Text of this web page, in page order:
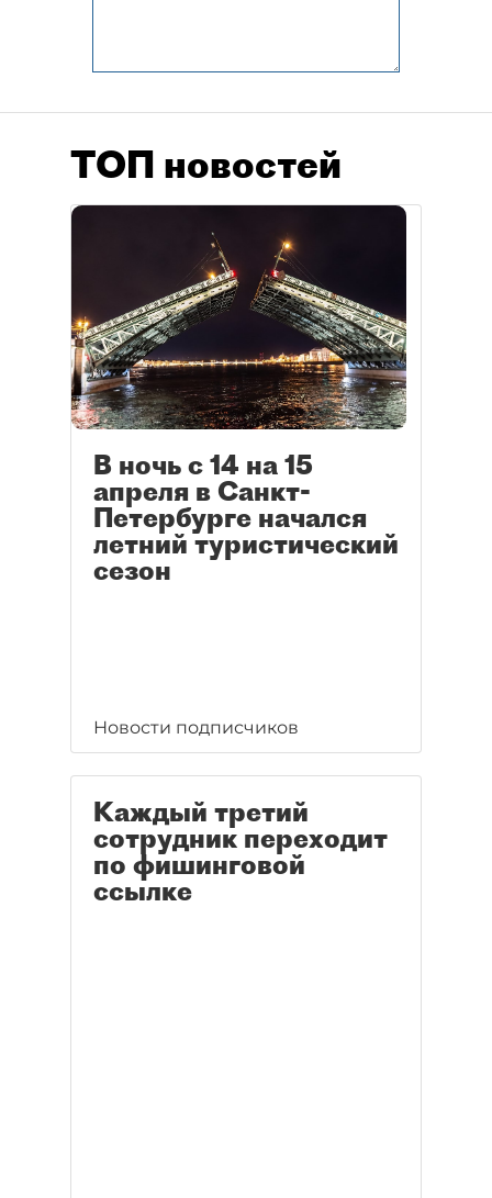
ТОП новостей
В ночь с 14 на 15
апреля в Санкт-
Петербурге начался
летний туристический
сезон
Новости подписчиков
Каждый третий
сотрудник переходит
по фишинговой
ссылке